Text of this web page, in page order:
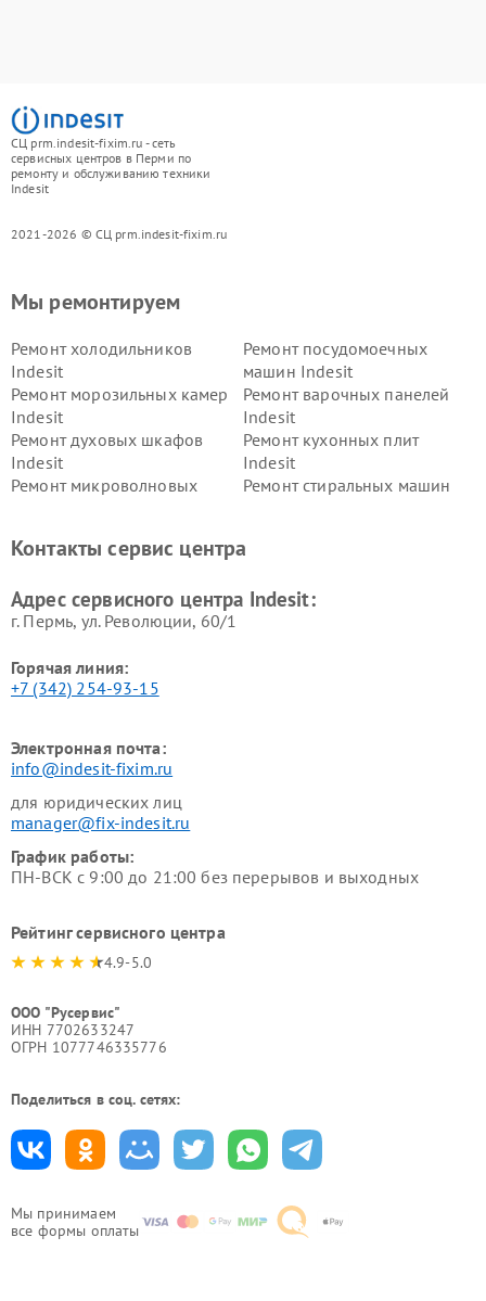
СЦ prm.indesit-fixim.ru - сеть
сервисных центров в Перми по
ремонту и обслуживанию техники
Indesit
2021-2026 © СЦ prm.indesit-fixim.ru
Мы принимаем
все формы оплаты
Мы ремонтируем
Ремонт холодильников
Indesit
Ремонт посудомоечных
машин Indesit
Ремонт морозильных камер
Indesit
Ремонт варочных панелей
Indesit
Ремонт духовых шкафов
Indesit
Ремонт кухонных плит
Indesit
Ремонт микроволновых
Ремонт стиральных машин
Indesit
Indesit
Контакты сервис центра
Адрес сервисного центра Indesit:
г. Пермь, ул. ​Революции, 60/1
Горячая линия:
+7 (342) 254-93-15
Электронная почта:
info@indesit-fixim.ru
для юридических лиц
manager@fix-indesit.ru
График работы:
ПН-ВСК с 9:00 до 21:00 без перерывов и выходных
Рейтинг сервисного центра
4.9-5.0
ООО "Русервис"
ИНН 7702633247
ОГРН 1077746335776
Поделиться в соц. сетях: